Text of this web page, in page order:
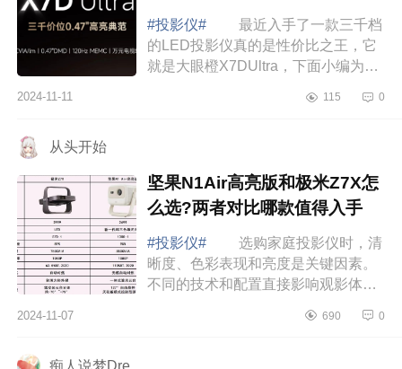
怎么选择
#投影仪#
最近入手了一款三千档
的LED投影仪真的是性价比之王，它
就是大眼橙X7DUltra，下面小编为大
大眼橙x7dultra和坚果投影n1air怎么
2024-11-11 115 0
从头开始
坚果N1Air高亮版和极米Z7X怎
么选?两者对比哪款值得入手
#投影仪#
选购家庭投影仪时，清
晰度、色彩表现和亮度是关键因素。
不同的技术和配置直接影响观影体
和高亮度表现，都能提升整体视觉效
2024-11-07 690 0
痴人说梦Dre